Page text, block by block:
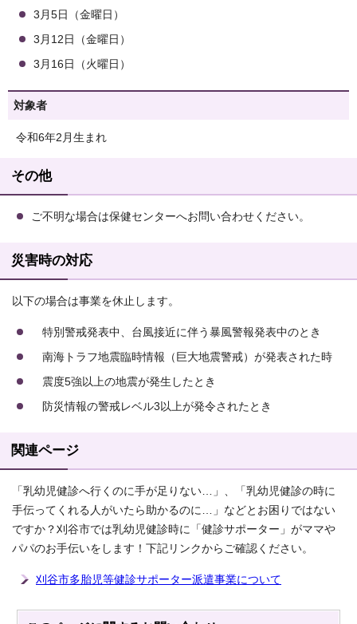
3月5日（金曜日）
3月12日（金曜日）
3月16日（火曜日）
対象者
令和6年2月生まれ
その他
ご不明な場合は保健センターへお問い合わせください。
災害時の対応
以下の場合は事業を休止します。
特別警戒発表中、台風接近に伴う暴風警報発表中のとき
南海トラフ地震臨時情報（巨大地震警戒）が発表された時
震度5強以上の地震が発生したとき
防災情報の警戒レベル3以上が発令されたとき
関連ページ
「乳幼児健診へ行くのに手が足りない…」、「乳幼児健診の時に
手伝ってくれる人がいたら助かるのに…」などとお困りではない
ですか？刈谷市では乳幼児健診時に「健診サポーター」がママや
パパのお手伝いをします！下記リンクからご確認ください。
刈谷市多胎児等健診サポーター派遣事業について